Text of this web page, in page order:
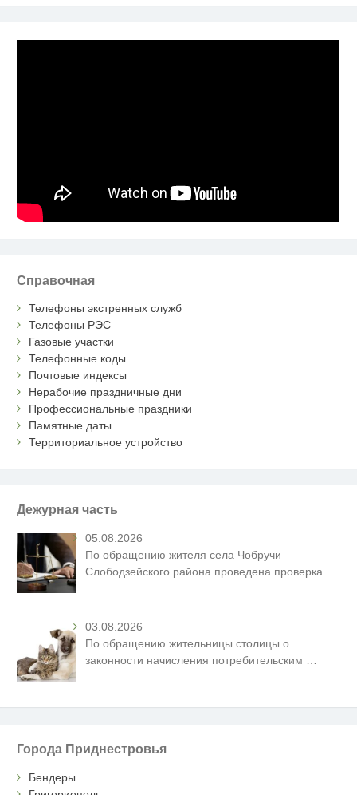
Справочная
Телефоны экстренных служб
Телефоны РЭС
Газовые участки
Телефонные коды
Почтовые индексы
Нерабочие праздничные дни
Профессиональные праздники
Памятные даты
Территориальное устройство
Дежурная часть
05.08.2026
По обращению жителя села Чобручи
Слободзейского района проведена проверка
03.08.2026
По обращению жительницы столицы о
законности начисления потребительским
Города Приднестровья
Бендеры